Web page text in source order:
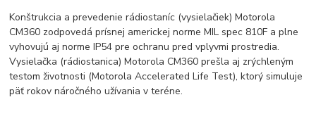
Konštrukcia a prevedenie rádiostaníc (vysielačiek) Motorola
CM360 zodpovedá prísnej americkej norme MIL spec 810F a plne
vyhovujú aj norme IP54 pre ochranu pred vplyvmi prostredia.
Vysielačka (rádiostanica) Motorola CM360 prešla aj zrýchleným
testom životnosti (Motorola Accelerated Life Test), ktorý simuluje
päť rokov náročného užívania v teréne.